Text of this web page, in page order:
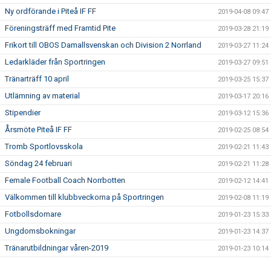
Ny ordförande i Piteå IF FF 2019-04-08 09:47
Föreningsträff med Framtid Pite 2019-03-28 21:19
Frikort till OBOS Damallsvenskan och Division 2 Norrland 2019-03-27 11:24
Ledarkläder från Sportringen 2019-03-27 09:51
Tränarträff 10 april 2019-03-25 15:37
Utlämning av material 2019-03-17 20:16
Stipendier 2019-03-12 15:36
Årsmöte Piteå IF FF 2019-02-25 08:54
Tromb Sportlovsskola 2019-02-21 11:43
Söndag 24 februari 2019-02-21 11:28
Female Football Coach Norrbotten 2019-02-12 14:41
Välkommen till klubbveckorna på Sportringen 2019-02-08 11:19
Fotbollsdomare 2019-01-23 15:33
Ungdomsbokningar 2019-01-23 14:37
Tränarutbildningar våren-2019 2019-01-23 10:14